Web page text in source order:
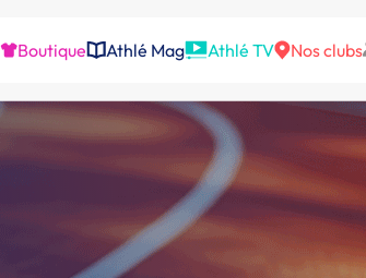
Boutique Athlé Mag Athlé TV Nos clubs